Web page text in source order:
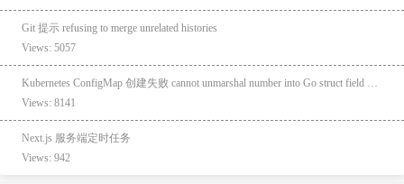
Git 提示 refusing to merge unrelated histories
Views: 5057
Views: 8141
Next.js 服务端定时任务
Views: 942